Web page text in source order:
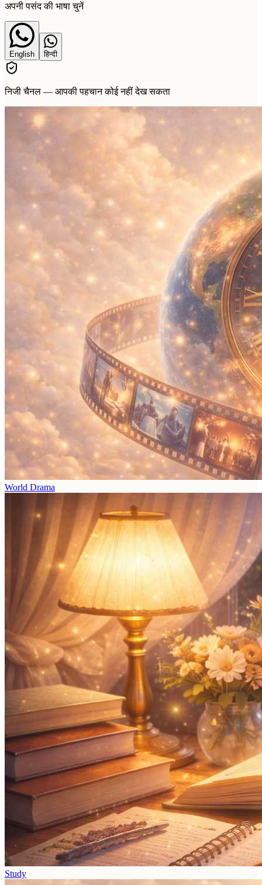
अपनी पसंद की भाषा चुनें
English हिन्दी
निजी चैनल — आपकी पहचान कोई नहीं देख सकता
World Drama
Study